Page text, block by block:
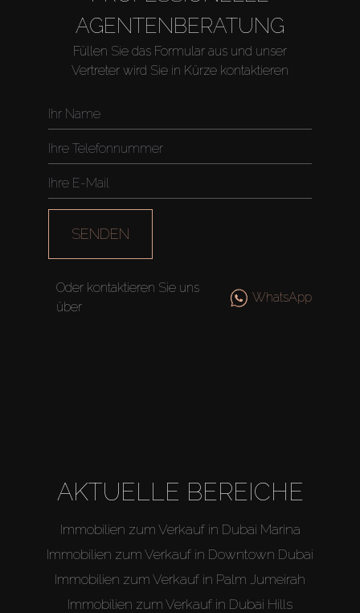
AGENTENBERATUNG
Füllen Sie das Formular aus und unser
Vertreter wird Sie in Kürze kontaktieren
SENDEN
Oder kontaktieren Sie uns
über
WhatsApp
AKTUELLE BEREICHE
Immobilien zum Verkauf in Dubai Marina
Immobilien zum Verkauf in Downtown Dubai
Immobilien zum Verkauf in Palm Jumeirah
Immobilien zum Verkauf in Dubai Hills